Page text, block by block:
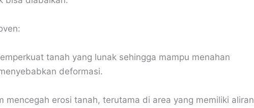
tanah yang lunak sehingga mampu menahan
deformasi.
mencegah erosi tanah, terutama di area yang memiliki aliran